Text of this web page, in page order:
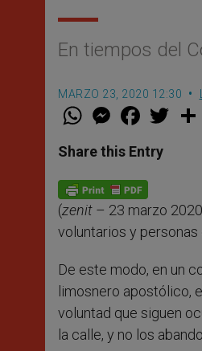
En tiempos del
MARZO 23, 2020 12:30
W
t
s
p
p
M
e
s
e
g
e
r
F
a
e
b
o
k
w
Share this Entry
(zenit – 23 marzo
voluntarios y
De este modo, en un
limosnero apostólico,
voluntad que siguen
la calle, y no los